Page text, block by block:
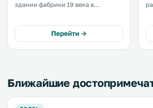
здании фабрики 19 века в
улицы Петрковска. К услугам
гостей просторные апартаменты с
системой отопления и большими
Перейти →
Ближайшие